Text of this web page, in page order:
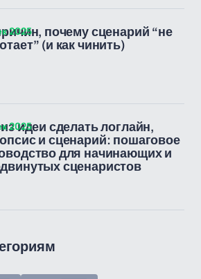
почему сценарий “не
(и как чинить)
2025
идеи сделать логлайн,
и сценарий: пошаговое
для начинающих и
сценаристов
2025